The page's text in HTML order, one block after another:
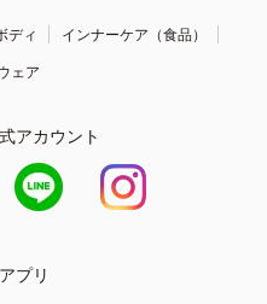
ディ
インナーケア（食品）
ェア
アカウント
プリ